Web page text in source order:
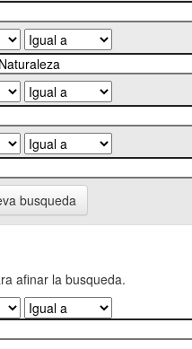
busqueda
afinar la busqueda.